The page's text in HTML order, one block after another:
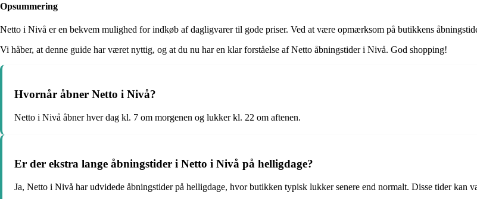
Opsummering
Netto i Nivå er en bekvem mulighed for indkøb af dagligvarer til gode priser. Ved at være opmærksom på butikkens
Vi håber, at denne guide har været nyttig, og at du nu har en klar forståelse af Netto åbningstider i Nivå. God shopping!
Hvornår åbner Netto i Nivå?
Netto i Nivå åbner hver dag kl. 7 om morgenen og lukker kl. 22 om aftenen.
Er der ekstra lange åbningstider i Netto i Nivå på helligdage?
Ja, Netto i Nivå har udvidede åbningstider på helligdage, hvor butikken typisk lukker senere end normalt. Disse tider kan